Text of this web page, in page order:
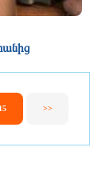
15 >>